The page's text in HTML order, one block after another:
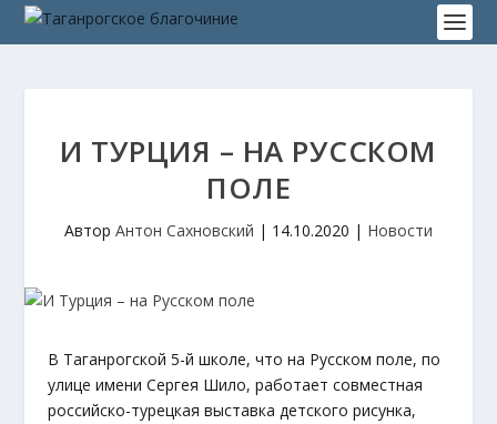
И ТУРЦИЯ – НА РУССКОМ
ПОЛЕ
Автор Антон Сахновский | 14.10.2020 | Новости
В Таганрогской 5-й школе, что на Русском поле, по
улице имени Сергея Шило, работает совместная
российско-турецкая выставка детского рисунка,